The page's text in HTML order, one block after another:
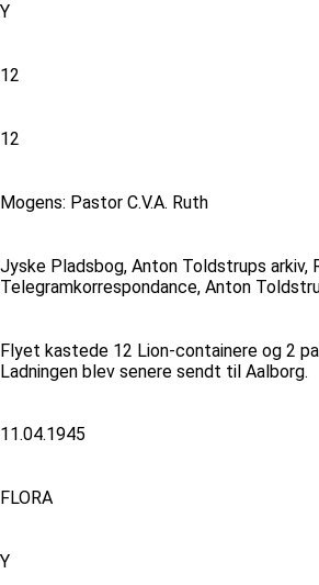
Y
12
12
Mogens: Pastor C.V.A. Ruth
Jyske Pladsbog, Anton Toldstrups arkiv,
Telegramkorrespondance, Anton
Flyet kastede 12 Lion-containere og 2
Ladningen blev senere sendt til Aalborg.
11.04.1945
FLORA
Y